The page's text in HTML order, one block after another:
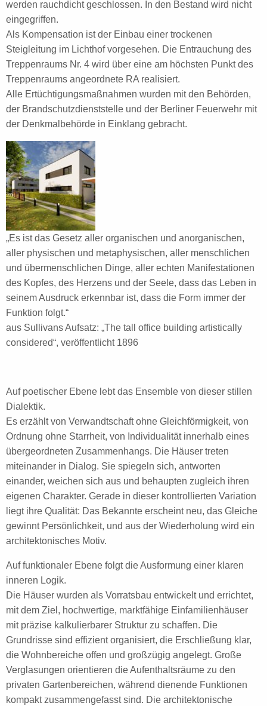
werden rauchdicht geschlossen. In den Bestand wird nicht
eingegriffen.
Als Kompensation ist der Einbau einer trockenen
Steigleitung im Lichthof vorgesehen. Die Entrauchung des
Treppenraums Nr. 4 wird über eine am höchsten Punkt des
Treppenraums angeordnete RA realisiert.
Alle Ertüchtigungsmaßnahmen wurden mit den Behörden,
der Brandschutzdienststelle und der Berliner Feuerwehr mit
der Denkmalbehörde in Einklang gebracht.
„Es ist das Gesetz aller organischen und anorganischen,
aller physischen und metaphysischen, aller menschlichen
und übermenschlichen Dinge, aller echten Manifestationen
des Kopfes, des Herzens und der Seele, dass das Leben in
seinem Ausdruck erkennbar ist, dass die Form immer der
Funktion folgt.“
aus Sullivans Aufsatz: „The tall office building artistically
considered“, veröffentlicht 1896
Auf poetischer Ebene lebt das Ensemble von dieser stillen
Dialektik.
Es erzählt von Verwandtschaft ohne Gleichförmigkeit, von
Ordnung ohne Starrheit, von Individualität innerhalb eines
übergeordneten Zusammenhangs. Die Häuser treten
miteinander in Dialog. Sie spiegeln sich, antworten
einander, weichen sich aus und behaupten zugleich ihren
eigenen Charakter. Gerade in dieser kontrollierten Variation
liegt ihre Qualität: Das Bekannte erscheint neu, das Gleiche
gewinnt Persönlichkeit, und aus der Wiederholung wird ein
architektonisches Motiv.
Auf funktionaler Ebene folgt die Ausformung einer klaren
inneren Logik.
Die Häuser wurden als Vorratsbau entwickelt und errichtet,
mit dem Ziel, hochwertige, marktfähige Einfamilienhäuser
mit präzise kalkulierbarer Struktur zu schaffen. Die
Grundrisse sind effizient organisiert, die Erschließung klar,
die Wohnbereiche offen und großzügig angelegt. Große
Verglasungen orientieren die Aufenthaltsräume zu den
privaten Gartenbereichen, während dienende Funktionen
kompakt zusammengefasst sind. Die architektonische